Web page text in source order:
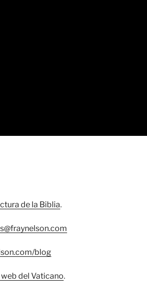
de la Biblia.
blog
del Vaticano.